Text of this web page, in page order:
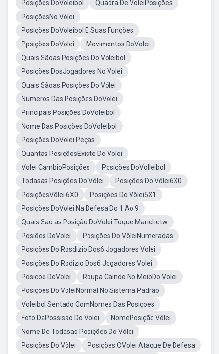
Posições DoVoleibol
Quadra De VoleiPosições
PosiçõesNo Vôlei
Posições DoVoleibol E Suas Funções
Ppsições DoVolei
Movimentos DoVolei
Quais Sãoas Posições Do Voleibol
Posições DosJogadores No Volei
Quais Sãoas Posições Do Vôlei
Numeros Das Posições DoVolei
Principais Posições DoVoleibol
Nome Das Posições DoVoleibol
Posições DoVolei Peças
Quantas PosiçõesExiste Do Volei
Volei CambioPosições
Posições DoVolleibol
Todasas Posições Do Vôlei
Posições Do Vôlei6X0
PosiçõesVõlei 6X0
Posições Do Vôlei5X1
Posições DoVolei Na Defesa Do 1 Ao 9
Quais Sao as Posição DoVolei Toque Manchetw
Posiões DoVolei
Posições Do VôleiNumeradas
Posições Do Rosdizio Dos6 Jogadores Volei
Posições Do Rodizio Dos6 Jogadores Volei
Posicoe DoVolei
Roupa Caindo No MeioDo Volei
Posições Do VôleiNormal No Sistema Padrão
Voleibol Sentado ComNomes Das Posiçoes
Foto DaPossisao Do Volei
NomePosição Vôlei
Nome De Todasas Posições Do Vôlei
Posições Do Vôlei
Posições OVolei Ataque De Defesa